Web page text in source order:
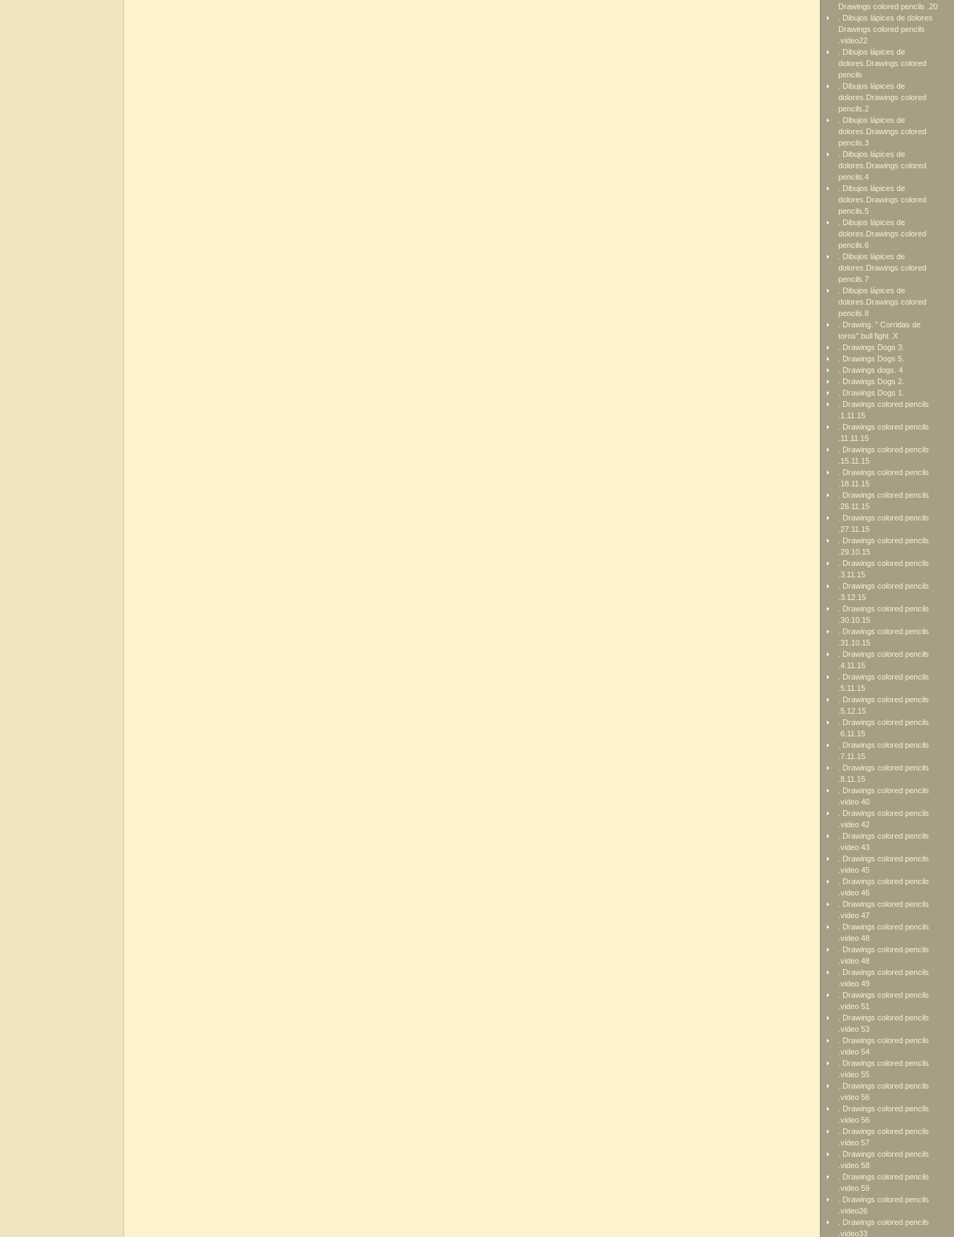
Drawings colored pencils .20
. Dibujos lápices de dolores
Drawings colored pencils
.video22
. Dibujos lápices de
dolores.Drawings colored
pencils
. Dibujos lápices de
dolores.Drawings colored
pencils.2
. Dibujos lápices de
dolores.Drawings colored
pencils.3
. Dibujos lápices de
dolores.Drawings colored
pencils.4
. Dibujos lápices de
dolores.Drawings colored
pencils.5
. Dibujos lápices de
dolores.Drawings colored
pencils.6
. Dibujos lápices de
dolores.Drawings colored
pencils.7
. Dibujos lápices de
dolores.Drawings colored
pencils.8
. Drawing. ” Corridas de
toros”.bull fight .X
. Drawings Dogs 3.
. Drawings Dogs 5.
. Drawings dogs. 4
. Drawings Dogs 2.
. Drawings Dogs 1.
. Drawings colored pencils
.1.11.15
. Drawings colored pencils
.11.11.15
. Drawings colored pencils
.15.11.15
. Drawings colored pencils
.18.11.15
. Drawings colored pencils
.26.11.15
. Drawings colored pencils
.27.11.15
. Drawings colored pencils
.29.10.15
. Drawings colored pencils
.3.11.15
. Drawings colored pencils
.3.12.15
. Drawings colored pencils
.30.10.15
. Drawings colored pencils
.31.10.15
. Drawings colored pencils
.4.11.15
. Drawings colored pencils
.5.11.15
. Drawings colored pencils
.5.12.15
. Drawings colored pencils
.6.11.15
. Drawings colored pencils
.7.11.15
. Drawings colored pencils
.8.11.15
. Drawings colored pencils
.video 40
. Drawings colored pencils
.video 42
. Drawings colored pencils
.video 43
. Drawings colored pencils
.video 45
. Drawings colored pencils
.video 46
. Drawings colored pencils
.video 47
. Drawings colored pencils
.video 48
. Drawings colored pencils
.video 48
. Drawings colored pencils
.video 49
. Drawings colored pencils
.video 51
. Drawings colored pencils
.video 53
. Drawings colored pencils
.video 54
. Drawings colored pencils
.video 55
. Drawings colored pencils
.video 56
. Drawings colored pencils
.video 56
. Drawings colored pencils
.video 57
. Drawings colored pencils
.video 58
. Drawings colored pencils
.video 59
. Drawings colored pencils
.video26
. Drawings colored pencils
.video33